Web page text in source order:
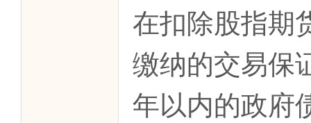
在扣除股指期
缴纳的交易保
年以内的政府